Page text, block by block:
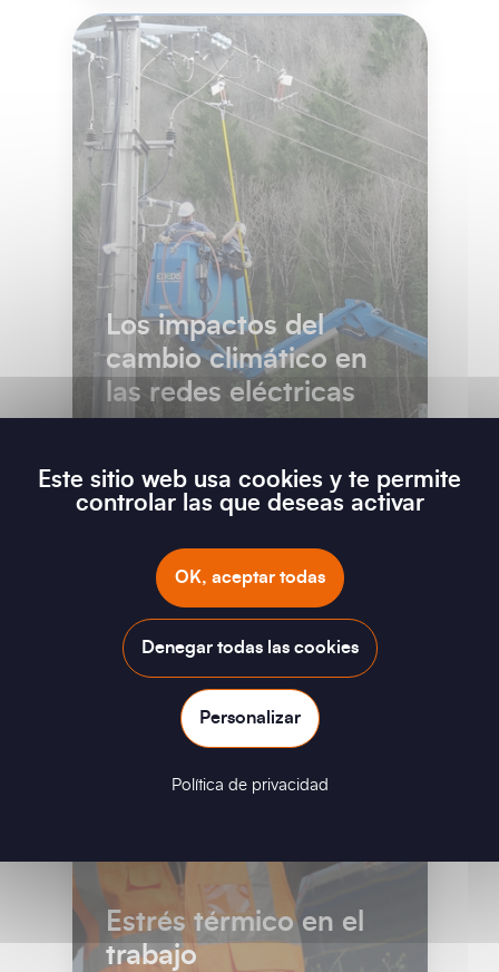
Los impactos del
cambio climático en
las redes eléctricas
no es una hipótesis: es u...
Leer
Estrés térmico en el
trabajo
Este sitio web usa cookies y te permite
controlar las que deseas activar
OK, aceptar todas
Denegar todas las cookies
Personalizar
Política de privacidad